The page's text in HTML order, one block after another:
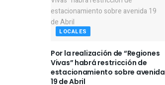
LOCALES
Por la realización de “Regiones
Vivas” habrá restricción de
estacionamiento sobre avenida
19 de Abril